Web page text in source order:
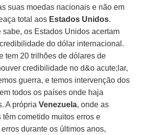
suas moedas nacionais e não em
total aos Estados Unidos.
sabe, os Estados Unidos acertam
do dólar internacional.
tem 20 trilhões de dólares de
credibilidade no d&o acute;lar,
guerra, e temos intervenção dos
todos os países onde haja
A própriaVenezuela, onde as
têm cometido muitos erros e
durante os últimos anos,